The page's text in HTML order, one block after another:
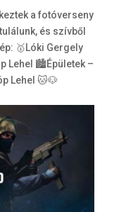
a fotóverseny
és szívből
🥇Lóki Gergely
Lehel 🏙Épületek –
Lehel 🐱🐶